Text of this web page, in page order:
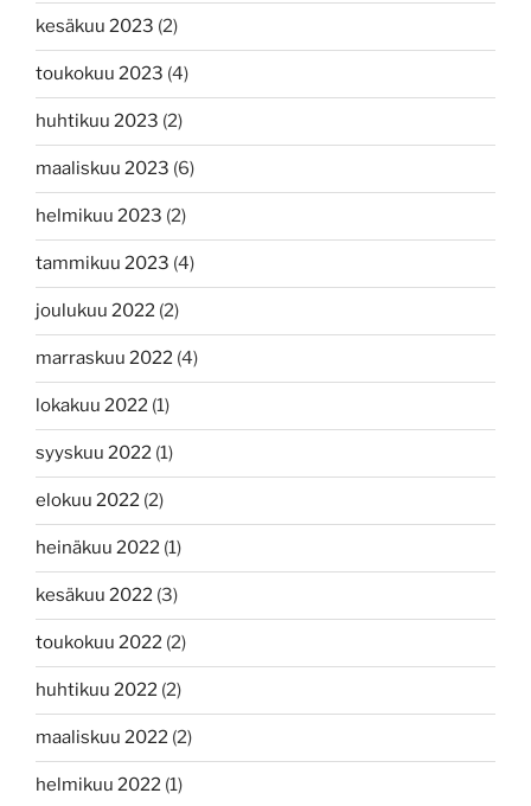
kesäkuu 2023 (2)
toukokuu 2023 (4)
huhtikuu 2023 (2)
maaliskuu 2023 (6)
helmikuu 2023 (2)
tammikuu 2023 (4)
joulukuu 2022 (2)
marraskuu 2022 (4)
lokakuu 2022 (1)
syyskuu 2022 (1)
elokuu 2022 (2)
heinäkuu 2022 (1)
kesäkuu 2022 (3)
toukokuu 2022 (2)
huhtikuu 2022 (2)
maaliskuu 2022 (2)
helmikuu 2022 (1)